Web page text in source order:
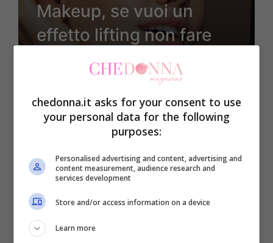
Makeup, se vuoi un
effetto lifting non fare
assolutamente questi 5
errori: ti invecchiano
almeno di 10 anni
13 Maggio 2025
chedonna.it asks for your consent to use
your personal data for the following
purposes:
Personalised advertising and content, advertising and
content measurement, audience research and
services development
Store and/or access information on a device
Learn more